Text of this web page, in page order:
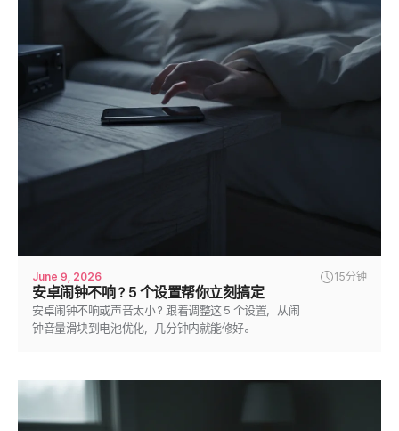
June 9, 2026 15分钟
安卓闹钟不响？5 个设置帮你立刻搞定
安卓闹钟不响或声音太小？跟着调整这 5 个设置，从闹
钟音量滑块到电池优化，几分钟内就能修好。